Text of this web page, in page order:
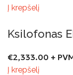
Į krepšelį
Ksilofonas
€2,333.00 +
Į krepšelį